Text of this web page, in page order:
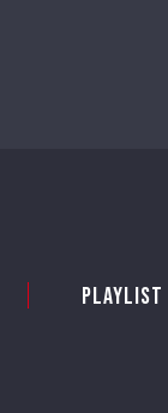
Playlist